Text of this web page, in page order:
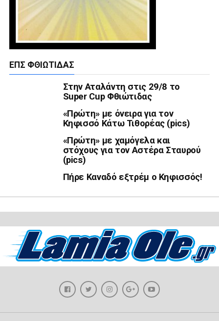
ΕΠΣ ΦΘΙΏΤΙΔΑΣ
Στην Αταλάντη στις 29/8 το
Super Cup Φθιώτιδας
«Πρώτη» με όνειρα για τον
Κηφισσό Κάτω Τιθορέας (pics)
«Πρώτη» με χαμόγελα και
στόχους για τον Αστέρα Σταυρού
(pics)
Πήρε Καναδό εξτρέμ ο Κηφισσός!